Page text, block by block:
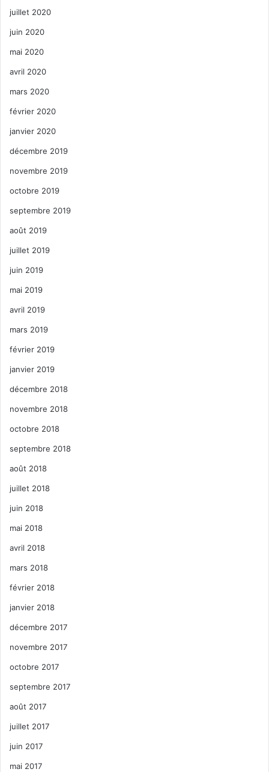
juillet 2020
juin 2020
mai 2020
avril 2020
mars 2020
février 2020
janvier 2020
décembre 2019
novembre 2019
octobre 2019
septembre 2019
août 2019
juillet 2019
juin 2019
mai 2019
avril 2019
mars 2019
février 2019
janvier 2019
décembre 2018
novembre 2018
octobre 2018
septembre 2018
août 2018
juillet 2018
juin 2018
mai 2018
avril 2018
mars 2018
février 2018
janvier 2018
décembre 2017
novembre 2017
octobre 2017
septembre 2017
août 2017
juillet 2017
juin 2017
mai 2017